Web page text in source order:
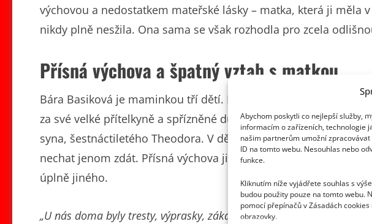
Abychom poskytli co nejlepší služby,
informacím o zařízeních, technologie
našim partnerům umožní
ID na tomto webu. Nesouhlas nebo
funkce.
Kliknutím níže vyjádřete souhlas s
budou použity pouze na tomto webu.
pomocí přepínačů v Zásadách
obrazovky.
výchovou a nedostatkem mateřské lásky – matka, která ji měla
nikdy plně nesžila. Ona sama se však rozhodla pro zcela
Přísná výchova a špatný vztah s matkou
Bára Basiková je maminkou tří dětí. Dvojčata Anna a Marie už
za své velké přítelkyně a spřízněné duše. Kamarádský přístup
syna, šestnáctiletého Theodora. V dětství si o podobném
nechat jenom zdát. Přísná výchova ji vedla k tomu, že se
úplně jiného.
„U nás doma byly tresty, výprasky, zákazy. Od rodičů takový ten